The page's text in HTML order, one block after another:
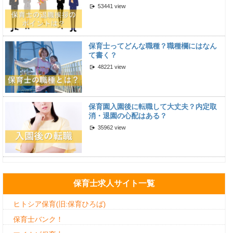
53441 view
保育士ってどんな職種？職種欄にはなん
て書く？
48221 view
保育園入園後に転職して大丈夫？内定取
消・退園の心配はある？
35962 view
保育士求人サイト一覧
ヒトシア保育(旧:保育ひろば)
保育士バンク！